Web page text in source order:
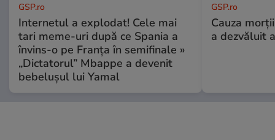
GSP.ro
Internetul a explodat! Cele mai
tari meme-uri după ce Spania a
învins-o pe Franța în semifinale »
„Dictatorul” Mbappe a devenit
bebelușul lui Yamal
GSP.ro
Cauza
a dezvăluit